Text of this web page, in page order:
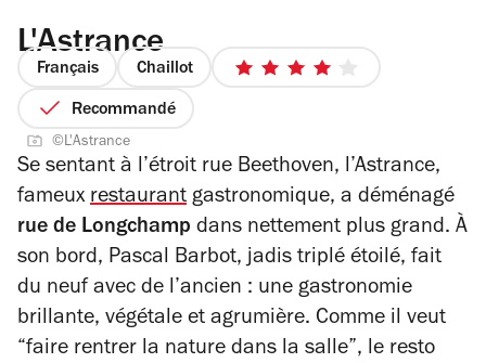
L'Astrance
Français Chaillot
4
étoiles
Recommandé
©L'Astrance
Se sentant à l’étroit rue Beethoven, l’Astrance,
fameux restaurant gastronomique, a déménagé
rue de Longchamp dans nettement plus grand. À
son bord, Pascal Barbot, jadis triplé étoilé, fait
du neuf avec de l’ancien : une gastronomie
brillante, végétale et agrumière. Comme il veut
“faire rentrer la nature dans la salle”, le resto